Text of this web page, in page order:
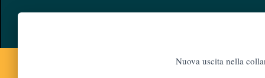
Nuova uscita nella